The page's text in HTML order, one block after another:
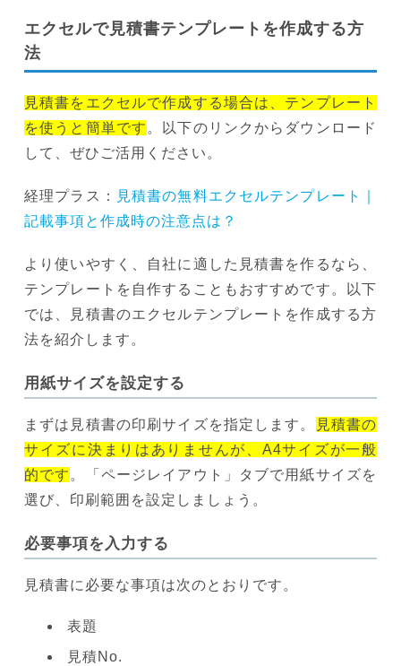
エクセルで見積書テンプレートを作成する方
法
見積書をエクセルで作成する場合は、テンプレート
を使うと簡単です。以下のリンクからダウンロード
して、ぜひご活用ください。
経理プラス：
見積書の無料エクセルテンプレート｜
記載事項と作成時の注意点は？
より使いやすく、自社に適した見積書を作るなら、
テンプレートを自作することもおすすめです。以下
では、見積書のエクセルテンプレートを作成する方
法を紹介します。
用紙サイズを設定する
まずは見積書の印刷サイズを指定します。
見積書の
サイズに決まりはありませんが、A4サイズが一般
的です。「ページレイアウト」タブで用紙サイズを
選び、印刷範囲を設定しましょう。
必要事項を入力する
見積書に必要な事項は次のとおりです。
表題
見積No.